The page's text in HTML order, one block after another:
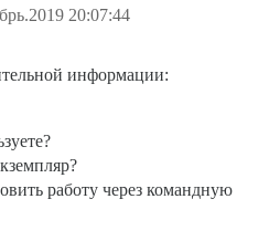
20:07:44
информации:
работу через командную